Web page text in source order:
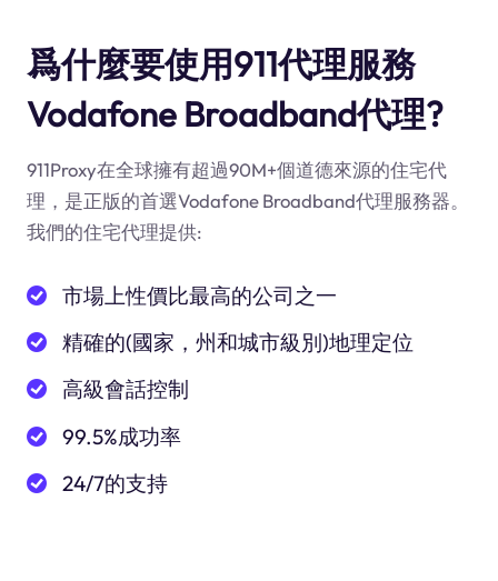
爲什麼要使用911代理服務
Vodafone Broadband代理?
911Proxy在全球擁有超過90M+個道德來源的住宅代
理，是正版的首選Vodafone Broadband代理服務器。
我們的住宅代理提供:
市場上性價比最高的公司之一
精確的(國家，州和城市級別)地理定位
高級會話控制
99.5%成功率
24/7的支持